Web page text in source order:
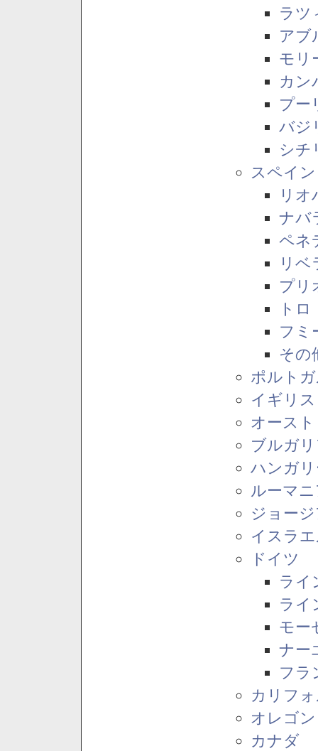
ラツ
アブ
モリ
カン
プー
バジ
シチ
スペイン
リオ
ナバ
ペネ
リベ
プリ
トロ
フミ
その
ポルト
イギリス
オース
ブルガ
ハンガ
ルーマ
ジョー
イスラ
ドイツ
ライ
ライ
モー
ナー
フラ
カリフ
オレゴ
カナダ